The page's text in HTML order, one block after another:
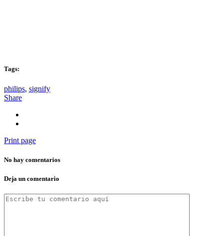
Tags:
philips, signify
Share
Print page
No hay comentarios
Deja un comentario